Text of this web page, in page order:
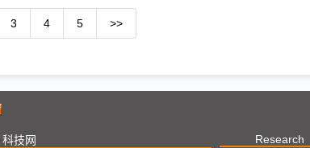
3 4 5 >>
科技网 Research